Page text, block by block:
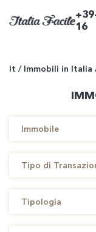
16
It / Immobili in Italia
Immobile
Tipo di
Tipologia